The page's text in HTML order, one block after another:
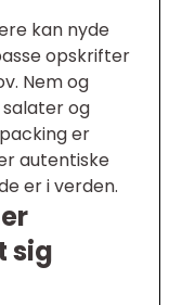
kan nyde
opskrifter
Nem og
og
er
autentiske
er i verden.
sig